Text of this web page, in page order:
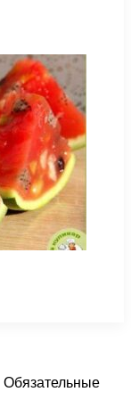
Обязательные